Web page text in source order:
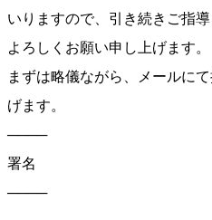
いりますので、引き続きご指
よろしくお願い申し上げます。
まずは略儀ながら、メールに
げます。
────
署名
────